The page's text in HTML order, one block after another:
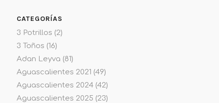
CATEGORÍAS
3 Potrillos (2)
3 Toños (16)
Adan Leyva (81)
Aguascalientes 2021 (49)
Aguascalientes 2024(42)
Aguascalientes 2025 (23)